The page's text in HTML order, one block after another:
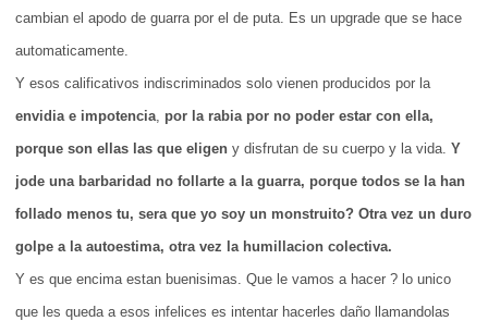
cambian el apodo de guarra por el de puta. Es un upgrade que se hace
automaticamente.
Y esos calificativos indiscriminados solo vienen producidos por la
envidia e impotencia por la rabia por no poder estar con ella,
porque son ellas las que eligen y disfrutan de su cuerpo y la vida. Y
jode una barbaridad no follarte a la guarra, porque todos se la han
follado menos tu, sera que yo soy un monstruito? Otra vez un duro
golpe a la autoestima, otra vez la humillacion colectiva.
Y es que encima estan buenisimas. Que le vamos a hacer ? lo unico
que les queda a esos infelices es intentar hacerles daño llamandolas